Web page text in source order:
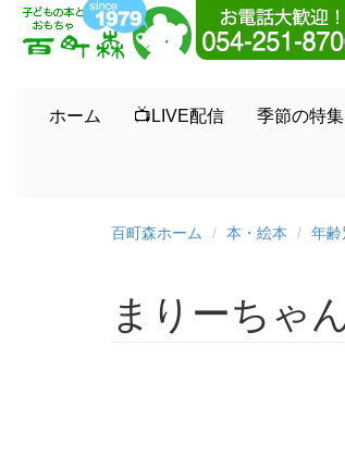
ホーム 📺LIVE配信 季節の特集
百町森ホーム 本・絵本 年齢
まりーちゃ